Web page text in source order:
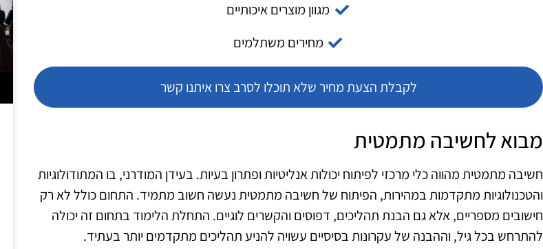
מגוון מוצרים איכותיים
מחירים משתלמים
לקבלת הצעת מחיר שלא תוכלו לסרב צרו איתנו קשר
מבוא לחשיבה מתמטית
חשיבה מתמטית מהווה כלי מרכזי לפיתוח יכולות אנליטיות ופתרון בעיות. בעידן המודרני, בו המתודולוגיות
והטכנולוגיות מתקדמות במהירות, הפיתוח של חשיבה מתמטית נעשה חשוב מתמיד. התחום כולל לא רק
חישובים מספריים, אלא גם הבנת תהליכים, דפוסים והקשרים לוגיים. התחלת הלימוד בתחום זה יכולה
להתרחש בכל גיל, וההבנה של עקרונות בסיסיים עשויה להניע תהליכים מתקדמים יותר בעתיד.